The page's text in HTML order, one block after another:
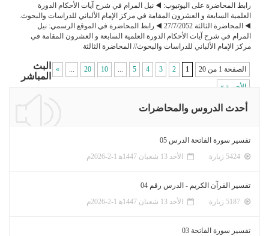
رابط المحاضرة على اليوتيوب: ◀️ نيل المرام في شرح آيات الأحكام الدورة
العلمية السابعة و العشرون المقامة في مركز الإمام الألباني للدراسات والبحوث.
◀️ المحاضرة الثالثة 27/7/2052 ◀️ رابط المحاضرة في الموقع الرسمي: نيل
المرام في شرح آيات الأحكام الدورة العلمية السابعة و العشرون المقامة في
مركز الإمام الألباني للدراسات والبحوث// المحاضرة الثالثة
الصفحة 1 من 20 1
2
3
4
5
10
20
»
الأخيرة »
البث
المباشر
أحدث الدروس والمحاضرات
تفسير سورة الفاتحة الدرس 05
الأحد 13 شعبان 1447ﻫ 1-2-2026م
تفسير القرآن الكريم - الدرس رقم 04
الأحد 13 شعبان 1447ﻫ 1-2-2026م
تفسير سورة الفاتحة 03